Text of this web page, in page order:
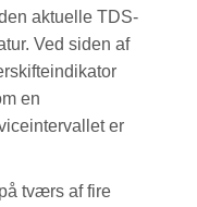
aktuelle TDS-
Ved siden af
en
er
tværs af fire